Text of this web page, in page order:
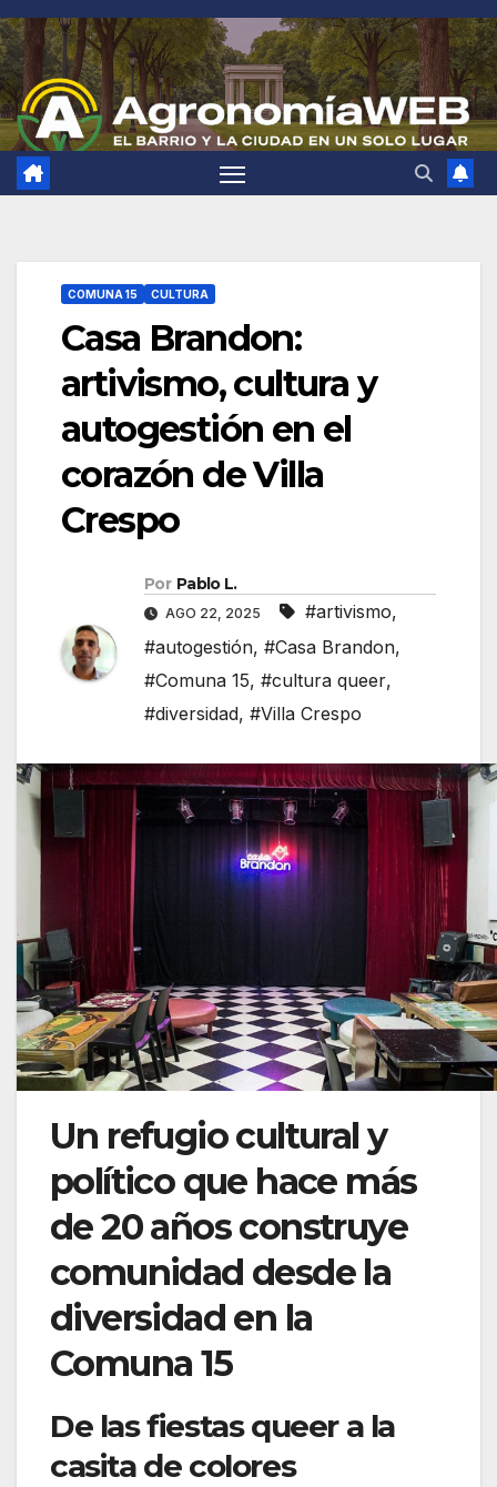
Saltar
al
contenido
COMUNA 15 CULTURA
Casa Brandon:
artivismo, cultura y
autogestión en el
corazón de Villa
Crespo
Por Pablo L.
AGO 22, 2025 #artivismo,
#autogestión, #Casa Brandon,
#Comuna 15, #cultura queer,
#diversidad, #Villa Crespo
Un refugio cultural y
político que hace más
de 20 años construye
comunidad desde la
diversidad en la
Comuna 15
De las fiestas queer a la
casita de colores